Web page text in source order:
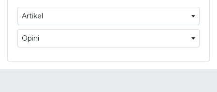
Artikel
Opini